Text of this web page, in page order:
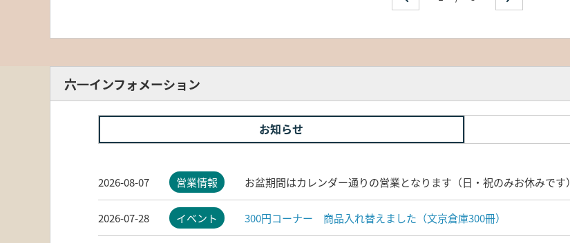
六一インフォメーション
お知らせ
2026-08-07 営業情報 お盆期間はカレンダー通りの営業となります（日・祝のみお休みです）
2026-07-28 イベント 300円コーナー 商品入れ替えました（文京倉庫300冊）